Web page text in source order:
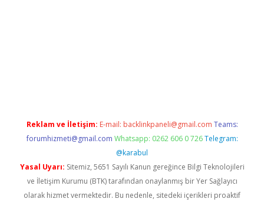
Reklam ve İletişim: E-mail: backlinkpaneli@gmail.com Teams:
forumhizmeti@gmail.com Whatsapp: 0262 606 0 726 Telegram:
@karabul
Yasal Uyarı: Sitemiz, 5651 Sayılı Kanun gereğince Bilgi Teknolojileri
ve İletişim Kurumu (BTK) tarafından onaylanmış bir Yer Sağlayıcı
olarak hizmet vermektedir. Bu nedenle, sitedeki içerikleri proaktif